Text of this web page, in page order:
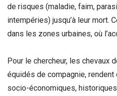
de risques (maladie, faim,
intempéries) jusqu’à leur mort.
dans les zones urbaines, où
Pour le chercheur, les chevaux
équidés de compagnie,
socio-économiques,